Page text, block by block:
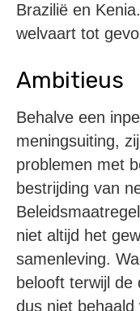
Brazilië en
welvaart tot
Ambitieus
Behalve een
meningsuiting,
problemen met
bestrijding van
niet altijd het
samenleving.
belooft terwijl de
dus niet